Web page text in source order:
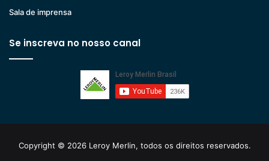
Sala de imprensa
Se inscreva no nosso canal
Copyright © 2026 Leroy Merlin, todos os direitos reservados.